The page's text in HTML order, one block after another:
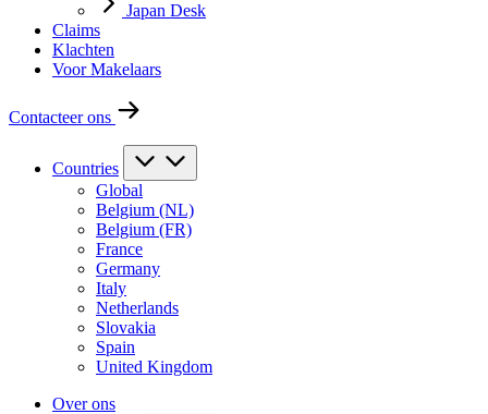
Japan Desk
Claims
Klachten
Voor Makelaars
Contacteer ons
Countries
Global
Belgium (NL)
Belgium (FR)
France
Germany
Italy
Netherlands
Slovakia
Spain
United Kingdom
Over ons